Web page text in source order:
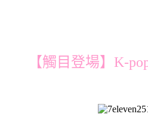
【觸目登場】K-